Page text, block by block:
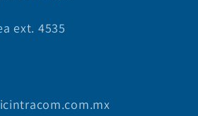
ext. 4535